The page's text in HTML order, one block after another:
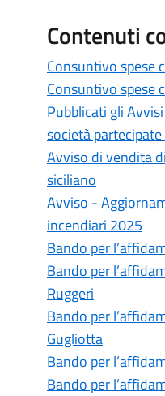
Contenuti
Consuntivo spese
Consuntivo spese
Pubblicati gli
società
Avviso di vendita
siciliano
Avviso -
incendiari 2025
Bando per
Bando per
Ruggeri
Bando per
Gugliotta
Bando per
Bando per